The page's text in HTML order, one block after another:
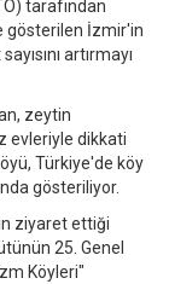
tarafından
gösterilen İzmir'in
artırmayı
zeytin
evleriyle dikkati
Türkiye'de köy
gösteriliyor.
ziyaret ettiği
25. Genel
Köyleri"